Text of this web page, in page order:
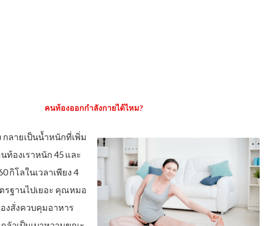
คนท้องออกกำลังกายได้ไหม?
ลายเป็นน้ำหนักที่เพิ่ม
ท้องเราหนัก 45 และ
กิโลในเวลาเพียง 4
รฐานไปเยอะ คุณหมอ
งสั่งควบคุมอาหาร